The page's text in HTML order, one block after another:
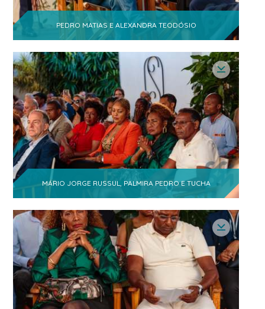
Ajuda- Direcção
Miguel Murargy 1
Virgilio Muando - Country Manager 1
PEDRO MATIAS E ALEXANDRA TEODÓSIO
MÁRIO JORGE RUSSUL, PALMIRA PEDRO E TUCHA